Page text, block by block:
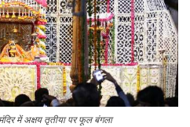
में अक्षय तृतीया पर फूल बंगला